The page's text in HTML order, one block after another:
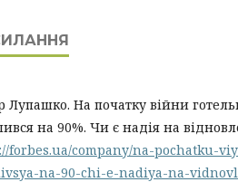
Лупашко. На початку війни
на 90%. Чи є надія на
forbes.ua/company/na-pochatku-
na-90-chi-e-nadiya-na-